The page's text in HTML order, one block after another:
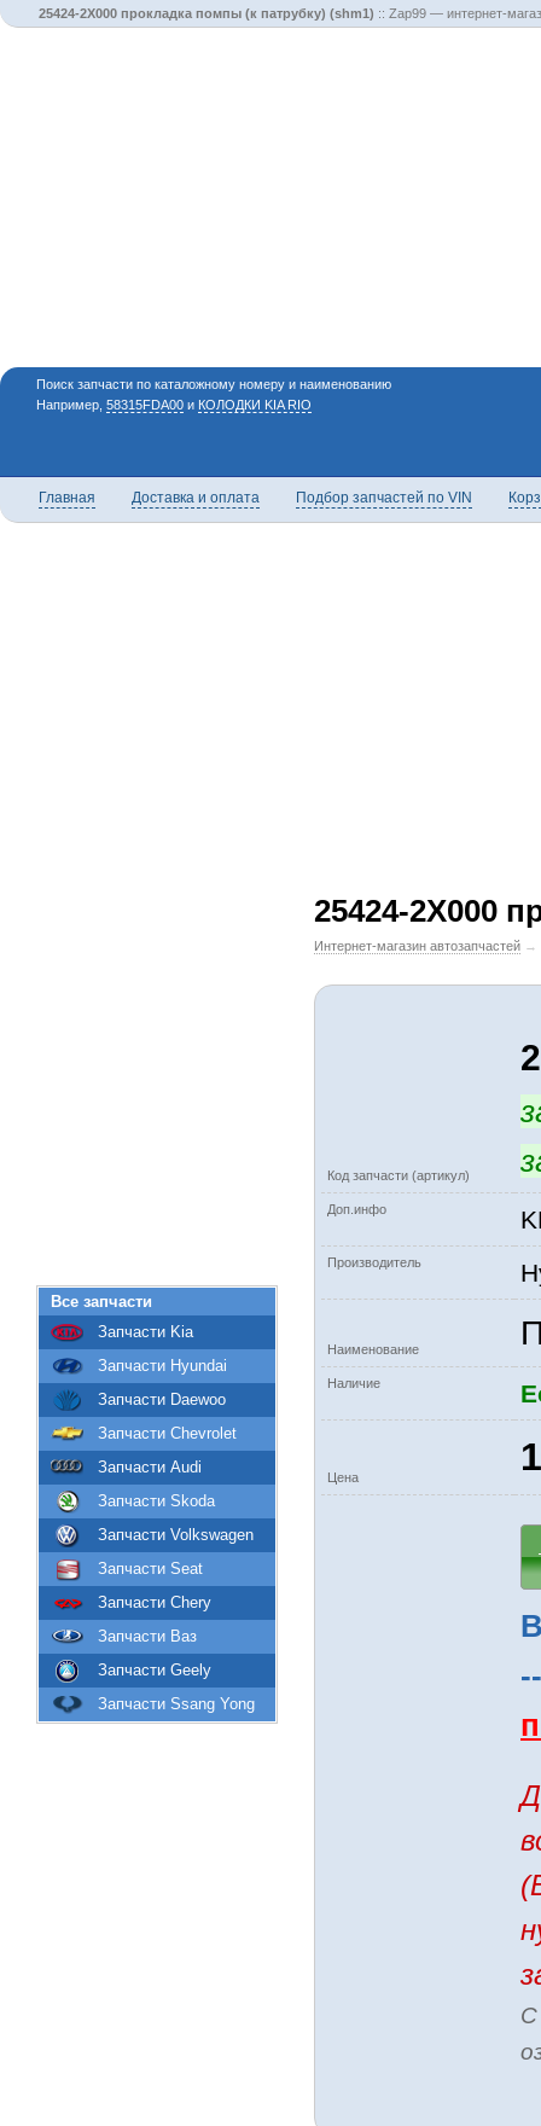
25424-2X000 прокладка помпы (к патрубку) (shm1) :: Zap99 — интернет-
Поиск запчасти по каталожному номеру и наименованию
Например, 58315FDA00 и КОЛОДКИ KIA RIO
Главная Доставка и оплата Подбор запчастей по VIN
25424-2X000
Интернет-магазин автозапчастей →
Код запчасти (артикул)
Доп.инфо
Производитель
Наименование
Наличие
Цена
С
Все запчасти
Запчасти Kia
Запчасти Hyundai
Запчасти Daewoo
Запчасти Chevrolet
Запчасти Audi
Запчасти Skoda
Запчасти Volkswagen
Запчасти Seat
Запчасти Chery
Запчасти Ваз
Запчасти Geely
Запчасти Ssang Yong